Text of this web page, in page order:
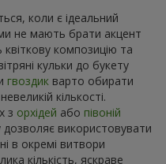
коли є ідеальний
не мають брати акцент
композицію та
кульки до букету
гвоздик варто обирати
кількості.
з орхідей або півоній
використовувати
в окремі витвори
кількість, яскраве